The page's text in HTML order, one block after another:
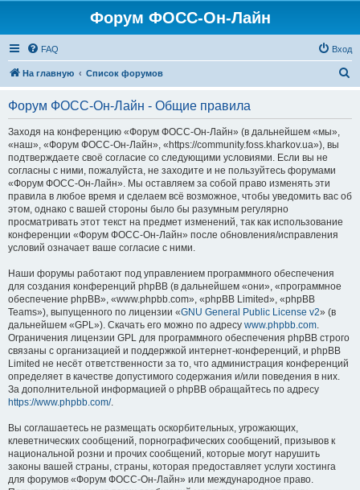
Форум ФОСС-Он-Лайн
FAQ Вход
На главную Список форумов
Форум ФОСС-Он-Лайн - Общие правила
Заходя на конференцию «Форум ФОСС-Он-Лайн» (в дальнейшем «мы»,
«наш», «Форум ФОСС-Он-Лайн», «https://community.foss.kharkov.ua»), вы
подтверждаете своё согласие со следующими условиями. Если вы не
согласны с ними, пожалуйста, не заходите и не пользуйтесь форумами
«Форум ФОСС-Он-Лайн». Мы оставляем за собой право изменять эти
правила в любое время и сделаем всё возможное, чтобы уведомить вас об
этом, однако с вашей стороны было бы разумным регулярно
просматривать этот текст на предмет изменений, так как использование
конференции «Форум ФОСС-Он-Лайн» после обновления/исправления
условий означает ваше согласие с ними.
Наши форумы работают под управлением программного обеспечения
для создания конференций phpBB (в дальнейшем «они», «программное
обеспечение phpBB», «www.phpbb.com», «phpBB Limited», «phpBB
Teams»), выпущенного по лицензии «GNU General Public License v2» (в
дальнейшем «GPL»). Скачать его можно по адресу www.phpbb.com.
Ограничения лицензии GPL для программного обеспечения phpBB строго
связаны с организацией и поддержкой интернет-конференций, и phpBB
Limited не несёт ответственности за то, что администрация конференций
определяет в качестве допустимого содержания и/или поведения в них.
За дополнительной информацией о phpBB обращайтесь по адресу
https://www.phpbb.com/.
Вы соглашаетесь не размещать оскорбительных, угрожающих,
клеветнических сообщений, порнографических сообщений, призывов к
национальной розни и прочих сообщений, которые могут нарушить
законы вашей страны, страны, которая предоставляет услуги хостинга
для форумов «Форум ФОСС-Он-Лайн» или международное право.